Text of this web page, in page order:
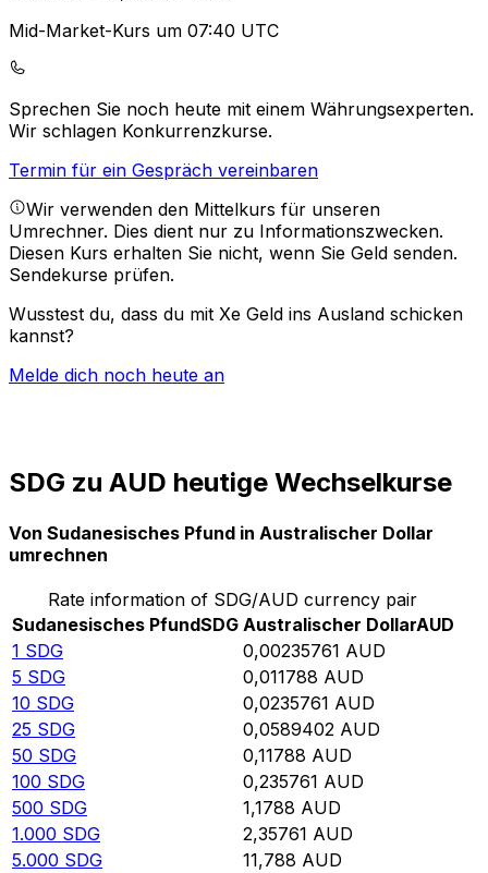
Mid-Market-Kurs um 07:40 UTC
Sprechen Sie noch heute mit einem Währungsexperten.
Wir schlagen Konkurrenzkurse.
Termin für ein Gespräch vereinbaren
Wir verwenden den Mittelkurs für unseren
Umrechner. Dies dient nur zu Informationszwecken.
Diesen Kurs erhalten Sie nicht, wenn Sie Geld senden.
Sendekurse prüfen.
Wusstest du, dass du mit Xe Geld ins Ausland schicken
kannst?
Melde dich noch heute an
SDG zu AUD heutige Wechselkurse
Von Sudanesisches Pfund in Australischer Dollar
umrechnen
Rate information of SDG/AUD currency pair
Sudanesisches PfundSDG Australischer DollarAUD
1 SDG 0,00235761 AUD
5 SDG 0,011788 AUD
10 SDG 0,0235761 AUD
25 SDG 0,0589402 AUD
50 SDG 0,11788 AUD
100 SDG 0,235761 AUD
500 SDG 1,1788 AUD
1.000 SDG 2,35761 AUD
5.000 SDG 11,788 AUD